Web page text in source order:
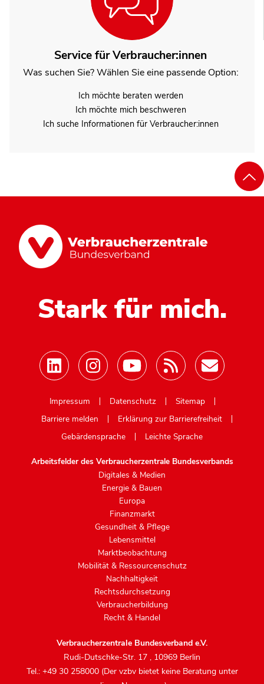
Service für Verbraucher:innen
Was suchen Sie? Wählen Sie eine passende Option:
Ich möchte beraten werden
Ich möchte mich beschweren
Ich suche Informationen für Verbraucher:innen
Stark für mich.
Impressum
Datenschutz
Sitemap
Barriere melden
Erklärung zur Barrierefreiheit
Gebärdensprache
Leichte Sprache
Arbeitsfelder des Verbraucherzentrale Bundesverbands
Digitales & Medien
Energie & Bauen
Europa
Finanzmarkt
Gesundheit & Pflege
Lebensmittel
Marktbeobachtung
Mobilität & Ressourcenschutz
Nachhaltigkeit
Rechtsdurchsetzung
Verbraucherbildung
Recht & Handel
Verbraucherzentrale Bundesverband e.V.
Rudi-Dutschke-Str. 17 , 10969 Berlin
Tel.: +49 30 258000 (Der vzbv bietet keine Beratung unter